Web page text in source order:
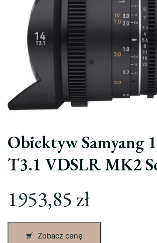
Obiektyw Samyang
T3.1 VDSLR MK2
1953,85 zł
Zobacz cenę